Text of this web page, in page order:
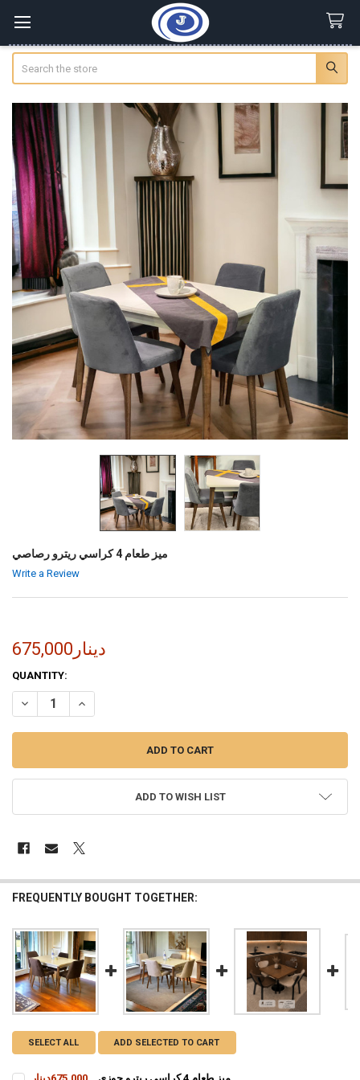
ميز طعام 4 كراسي ريترو رصاصي
Write a Review
675,000دينار
CURRENT
STOCK:
QUANTITY:
ADD TO WISH LIST
FREQUENTLY BOUGHT TOGETHER:
SELECT ALL ADD SELECTED TO CART